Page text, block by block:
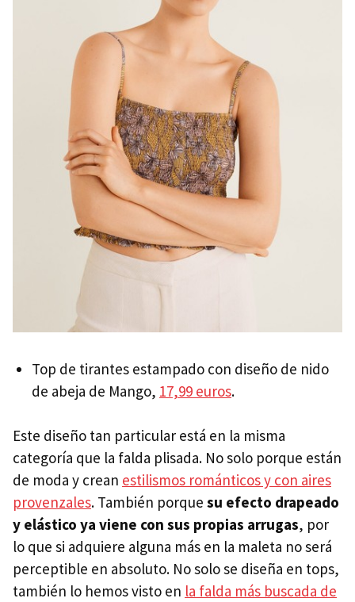
Top de tirantes estampado con diseño de nido
de abeja de Mango, 17,99 euros.
Este diseño tan particular está en la misma
categoría que la falda plisada. No solo porque están
de moda y crean estilismos románticos y con aires
provenzales. También porque su efecto drapeado
y elástico ya viene con sus propias arrugas, por
lo que si adquiere alguna más en la maleta no será
perceptible en absoluto. No solo se diseña en tops,
también lo hemos visto en la falda más buscada de